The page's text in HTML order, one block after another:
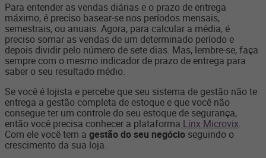
Para entender as vendas diárias e o prazo de entrega
máximo, é preciso basear-se nos períodos mensais,
semestrais, ou anuais. Agora, para calcular a média, é
preciso somar as vendas de um determinado período e
depois dividir pelo número de sete dias. Mas, lembre-se, faça
sempre com o mesmo indicador de prazo de entrega para
saber o seu resultado médio.
Se você é lojista e percebe que seu sistema de gestão não te
entrega a gestão completa de estoque e que você não
consegue ter um controle do seu estoque de segurança,
então você precisa conhecer a plataforma Linx Microvix.
Com ele você tem a gestão do seu negócio seguindo o
crescimento da sua loja.